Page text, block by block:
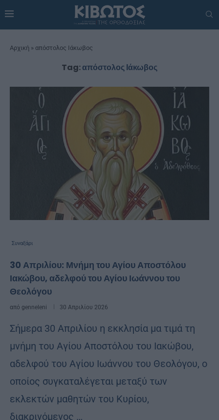
Αρχική » απόστολος Ιάκωβος
Tag:απόστολος Ιάκωβος
Συναξάρι
30 Απριλίου: Μνήμη του Αγίου Αποστόλου
Ιακώβου, αδελφού του Αγίου Ιωάννου του
Θεολόγου
από genneleni 30 Απριλίου 2026
Σήμερα 30 Απριλίου η εκκλησία μα τιμά τη
μνήμη του Αγίου Αποστόλου του Ιακώβου,
αδελφού του Αγίου Ιωάννου του Θεολόγου, ο
οποίος συγκαταλέγεται μεταξύ των
εκλεκτών μαθητών του Κυρίου,
διακρινόμενος …